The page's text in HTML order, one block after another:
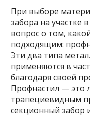
При выборе
забора на участке
вопрос о том,
подходящим:
Эти два типа
применяются в
благодаря своей
Профнастил — это
трапециевидным
секционный забор